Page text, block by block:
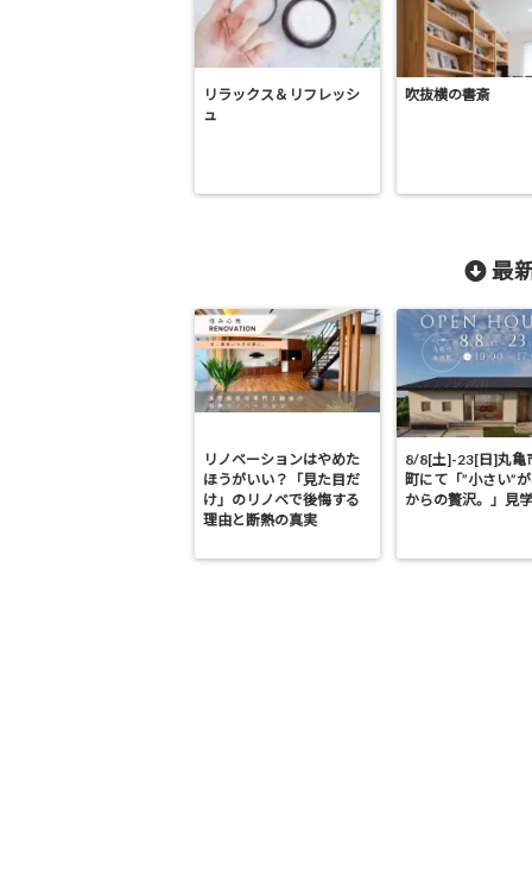
リラックス＆リフレッシ
ュ
吹抜横の書斎
最
リノベーションはやめた
ほうがいい？「見た目だ
け」のリノベで後悔する
理由と断熱の真実
8/8[土]-23[日]丸亀
町にて「”小さい”
からの贅沢。」見